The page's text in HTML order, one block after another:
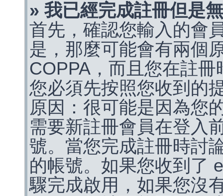
» 我已經完成註冊但是
首先，確認您輸入的會
是，那麼可能會有兩個
COPPA，而且您在註
您必須先按照您收到的
原因：很可能是因為您
需要新註冊會員在登入
號。當您完成註冊時討
的帳號。如果您收到了
驟完成啟用，如果您沒